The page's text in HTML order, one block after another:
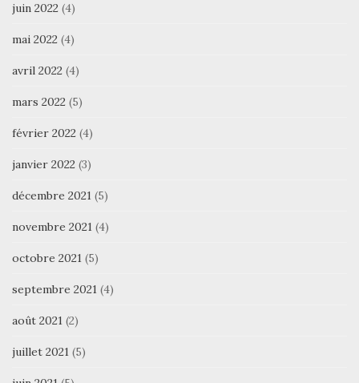
juin 2022 (4)
mai 2022 (4)
avril 2022 (4)
mars 2022 (5)
février 2022 (4)
janvier 2022 (3)
décembre 2021 (5)
novembre 2021 (4)
octobre 2021 (5)
septembre 2021 (4)
août 2021 (2)
juillet 2021 (5)